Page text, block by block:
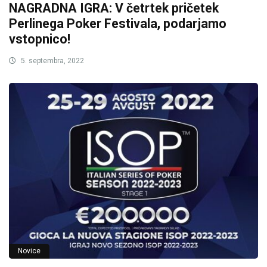
NAGRADNA IGRA: V četrtek pričetek
Perlinega Poker Festivala, podarjamo
vstopnico!
5. septembra, 2022
Novice